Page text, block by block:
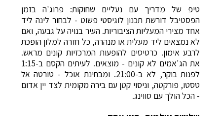
טיפ של מדריך עם נעליים שחוקות: פרוג'ה בזמן
הפסטיבל דורשת תכנון לוגיסטי פשוט - לבחור לינה ליד
אחד מצירי המעליות הציבוריות. העיר בנויה על גבעה, ואם
לא נמצאים ליד מעלית או מנהרה, כל חזרה למלון הופכת
לרבע אימון. כרטיסים להופעות המרכזיות קונים מראש.
את הג'אמים לא קונים - מוצאים. לעיתים הקסם ב-1:15
לפנות בוקר, לא ב-21:00. ומבחינת אוכל - טורטה אל
טסטו, פורקטה, וניסוי קטן עם בירה מקומית לצד יין אדום
- הכל הולך עם סווינג.